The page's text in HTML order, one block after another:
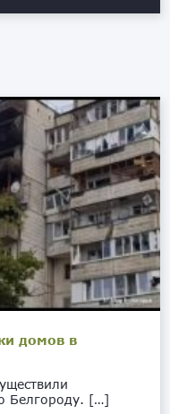
домов в
Белгороду. […]